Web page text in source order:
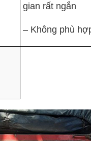
gian rất ngắn
– Không phù